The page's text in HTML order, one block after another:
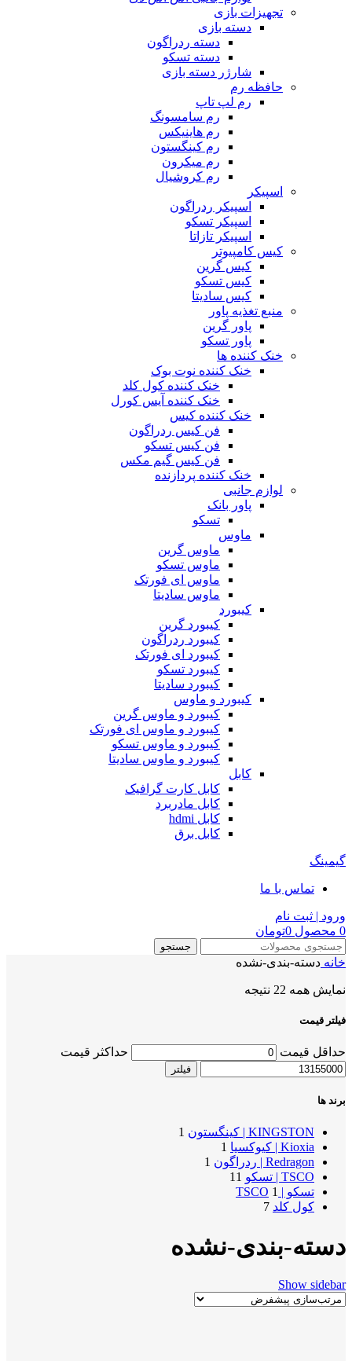
تجهیزات بازی
دسته بازی
دسته ردراگون
دسته تسکو
شارژر دسته بازی
حافظه رم
رم لپ تاپ
رم سامسونگ
رم هاینیکس
رم کینگستون
رم میکرون
رم کروشیال
اسپیکر
اسپیکر ردراگون
اسپیکر تسکو
اسپیکر تازاتا
کیس کامپیوتر
کیس گرین
کیس تسکو
کیس سادیتا
منبع تغذیه‌ پاور
پاور گرین
پاور تسکو
خنک کننده ها
خنک کننده نوت بوک
خنک کننده کول کلد
خنک کننده آیس کورل
خنک کننده کیس
فن کیس ردراگون
فن کیس تسکو
فن کیس گیم مکس
خنک کننده پردازنده
لوازم جانبی
پاور بانک
تسکو
ماوس
ماوس گرین
ماوس تسکو
ماوس ای فورتک
ماوس سادیتا
کیبورد
کیبورد گرین
کیبورد ردراگون
کیبورد ای فورتک
کیبورد تسکو
کیبورد سادیتا
کیبورد و ماوس
کیبورد و ماوس گرین
کیبورد و ماوس ای فورتک
کیبورد و ماوس تسکو
کیبورد و ماوس سادیتا
کابل
کابل کارت گرافیک
کابل مادربرد
کابل hdmi
کابل برق
گیمینگ
تماس با ما
ورود | ثبت نام
0 محصول 0تومان
جستجو
خانه دسته-بندی-نشده
نمایش همه 22 نتیجه
فیلتر قیمت
حداقل قیمت حداکثر قیمت
فیلتر
برند ها
KINGSTON | کینگستون
1
Kioxia | کیوکسیا
1
Redragon | ردراگون
1
TSCO | تسکو
11
تسکو | TSCO 1
کول کلد 7
دسته-بندی-نشده
Show sidebar